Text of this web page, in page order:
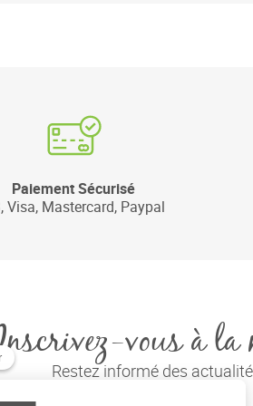
Paiement Sécurisé
Visa, Mastercard, Paypal
vous à la
Restez informé des